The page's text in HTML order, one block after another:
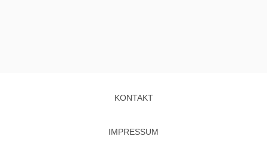
KONTAKT
IMPRESSUM